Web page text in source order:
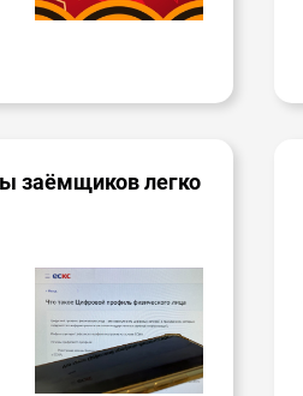
заёмщиков легко